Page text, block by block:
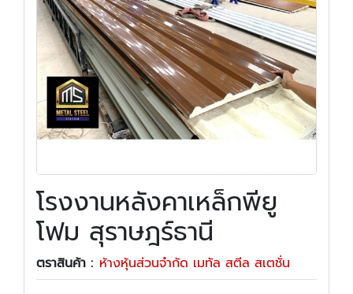
โรงงานหลังคาเหล็กพียู
โฟม สุราษฎร์ธานี
ตราสินค้า : ห้างหุ้นส่วนจำกัด เมทัล สตีล สเตชั่น